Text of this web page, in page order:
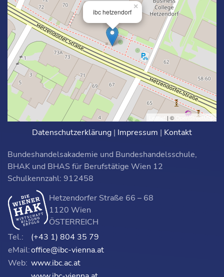
ibc hetzendorf
×
Leaflet | © OpenStreetMap
Datenschutzerklärung | Impressum | Kontakt
Bundeshandelsakademie und Bundeshandelsschule,
BHAK und BHAS für Berufstätige Wien 12
Schulkennzahl: 912458
Hetzendorfer Straße 66 – 68
1120 Wien
ÖSTERREICH
Tel.:
(+43 1) 804 35 79
eMail:office@ibc-vienna.at
Web: www.ibc.ac.at